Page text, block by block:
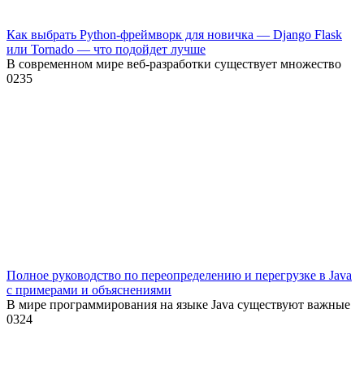
Как выбрать Python-фреймворк для новичка — Django Flask
или Tornado — что подойдет лучше
В современном мире веб-разработки существует множество
0235
Полное руководство по переопределению и перегрузке в Java
с примерами и объяснениями
В мире программирования на языке Java существуют важные
0324